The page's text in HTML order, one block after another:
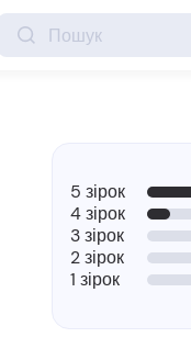
5 зірок
4 зірок
3 зірок
2 зірок
1 зірок